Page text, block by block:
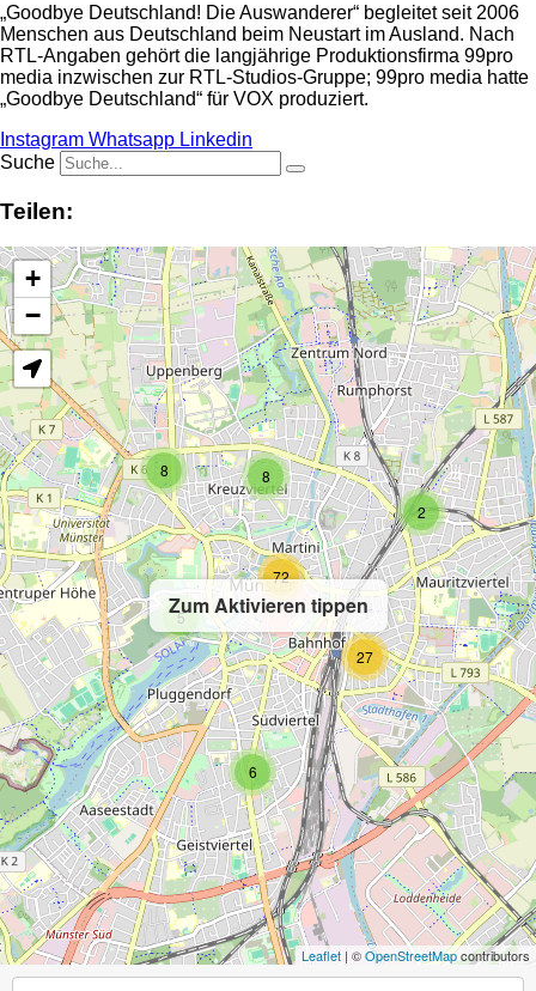
„Goodbye Deutschland! Die Auswanderer“ begleitet seit 2006
Menschen aus Deutschland beim Neustart im Ausland. Nach
RTL-Angaben gehört die langjährige Produktionsfirma 99pro
media inzwischen zur RTL-Studios-Gruppe; 99pro media hatte
„Goodbye Deutschland“ für VOX produziert.
Instagram Whatsapp Linkedin
Suche
Teilen:
Zum Aktivieren tippen
2
8
6
8
27
5
72
+
−
Leaflet | ©OpenStreetMapcontributors